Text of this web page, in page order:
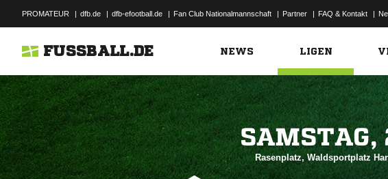
PROMATEUR | dfb.de | dfb-efootball.de | Fan Club Nationalmannschaft | Partner | FAQ & Kontakt |
FUSSBALL.DE NEWS LIGEN

Rasenplatz, Waldsportplatz